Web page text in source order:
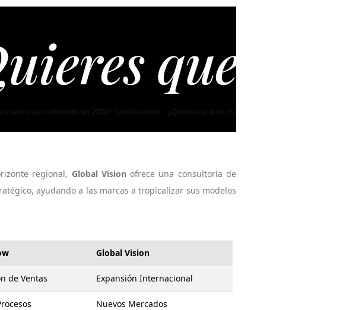
que tu
regional, Global Vision ofrece una consultoría de
ayudando a las marcas a tropicalizar sus modelos
Global Vision
de Ventas Expansión Internacional
Nuevos Mercados